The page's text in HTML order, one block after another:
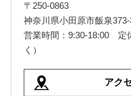
〒250-0863
神奈川県小田原市飯泉373-
営業時間：9:30-18:00 定
く）
アク